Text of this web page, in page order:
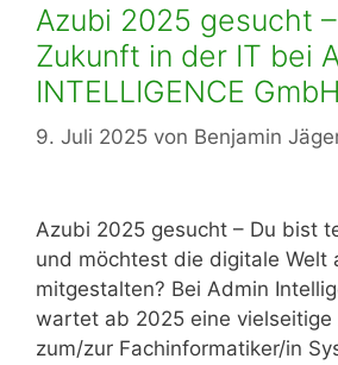
Azubi 2025 gesucht
Zukunft in der IT bei
INTELLIGENCE GmbH
9. Juli 2025 von Benjamin
Azubi 2025 gesucht – Du bist
und möchtest die digitale Welt
mitgestalten? Bei Admin
wartet ab 2025 eine vielseitige
zum/zur Fachinformatiker/in